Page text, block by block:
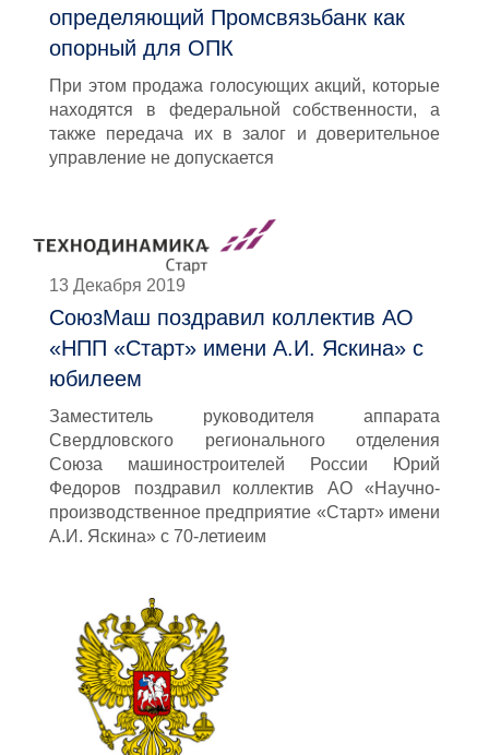
определяющий Промсвязьбанк как
опорный для ОПК
При этом продажа голосующих акций, которые
находятся в федеральной собственности, а
также передача их в залог и доверительное
управление не допускается
13 Декабря 2019
СоюзМаш поздравил коллектив АО
«НПП «Старт» имени А.И. Яскина» с
юбилеем
Заместитель руководителя аппарата
Свердловского регионального отделения
Союза машиностроителей России Юрий
Федоров поздравил коллектив АО «Научно-
производственное предприятие «Старт» имени
А.И. Яскина» с 70-летиеим